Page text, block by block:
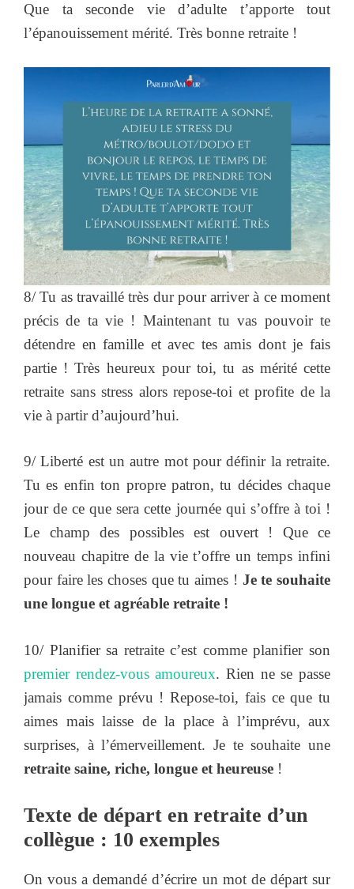
Que ta seconde vie d’adulte t’apporte tout
l’épanouissement mérité. Très bonne retraite !
8/ Tu as travaillé très dur pour arriver à ce moment
précis de ta vie ! Maintenant tu vas pouvoir te
détendre en famille et avec tes amis dont je fais
partie ! Très heureux pour toi, tu as mérité cette
retraite sans stress alors repose-toi et profite de la
vie à partir d’aujourd’hui.
9/ Liberté est un autre mot pour définir la retraite.
Tu es enfin ton propre patron, tu décides chaque
jour de ce que sera cette journée qui s’offre à toi !
Le champ des possibles est ouvert ! Que ce
nouveau chapitre de la vie t’offre un temps infini
pour faire les choses que tu aimes ! Je te souhaite
une longue et agréable retraite !
10/ Planifier sa retraite c’est comme planifier son
premier rendez-vous amoureux. Rien ne se passe
jamais comme prévu ! Repose-toi, fais ce que tu
aimes mais laisse de la place à l’imprévu, aux
surprises, à l’émerveillement. Je te souhaite une
retraite saine, riche, longue et heureuse !
Texte de départ en retraite d’un
collègue : 10 exemples
On vous a demandé d’écrire un mot de départ sur